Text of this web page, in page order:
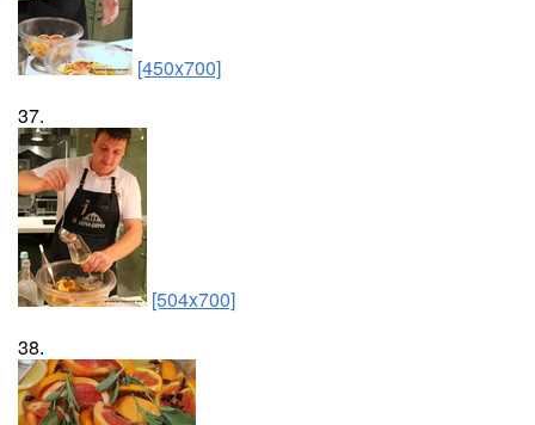
[450x700]
37.
[504x700]
38.